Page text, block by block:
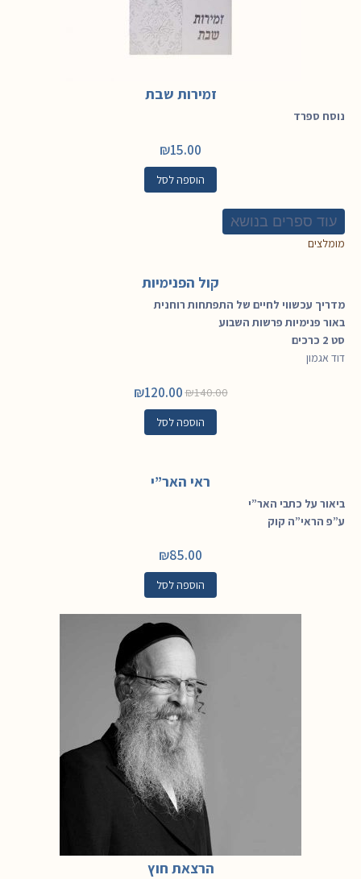
זמירות שבת
נוסח ספרד
₪15.00
הוספה לסל
עוד ספרים בנושא
מומלצים
קול הפנימיות
מדריך עכשווי לחיים של התפתחות רוחנית
באור פנימיות פרשות השבוע
סט 2 כרכים
דוד אגמון
₪140.00
₪120.00
הוספה לסל
ראי האר”י
ביאור על כתבי האר”י
ע”פ הראי”ה קוק
₪85.00
הוספה לסל
הרצאת חוץ